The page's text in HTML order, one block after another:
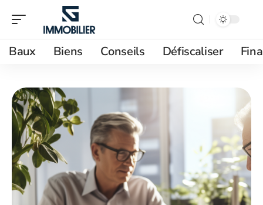
Baux Biens Conseils Défiscaliser